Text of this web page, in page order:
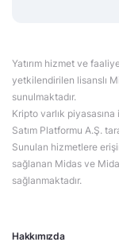
Hakkımızda
Yatırım hizmet ve
yetkilendirilen lisanslı
sunulmaktadır.
Kripto varlık
Satım Platformu A.Ş.
Sunulan hizmetlere
sağlanan Midas ve
sağlanmaktadır.